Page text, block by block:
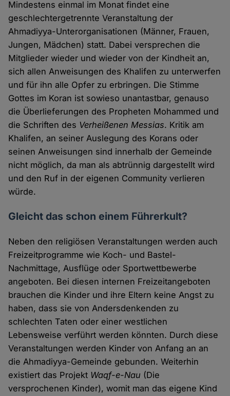
Mindestens einmal im Monat findet eine
geschlechtergetrennte Veranstaltung der
Ahmadiyya-Unterorganisationen (Männer, Frauen,
Jungen, Mädchen) statt. Dabei versprechen die
Mitglieder wieder und wieder von der Kindheit an,
sich allen Anweisungen des Khalifen zu unterwerfen
und für ihn alle Opfer zu erbringen. Die Stimme
Gottes im Koran ist sowieso unantastbar, genauso
die Überlieferungen des Propheten Mohammed und
die Schriften des Verheißenen Messias. Kritik am
Khalifen, an seiner Auslegung des Korans oder
seinen Anweisungen sind innerhalb der Gemeinde
nicht möglich, da man als abtrünnig dargestellt wird
und den Ruf in der eigenen Community verlieren
würde.
Gleicht das schon einem Führerkult?
Neben den religiösen Veranstaltungen werden auch
Freizeitprogramme wie Koch- und Bastel-
Nachmittage, Ausflüge oder Sportwettbewerbe
angeboten. Bei diesen internen Freizeitangeboten
brauchen die Kinder und ihre Eltern keine Angst zu
haben, dass sie von Andersdenkenden zu
schlechten Taten oder einer westlichen
Lebensweise verführt werden könnten. Durch diese
Veranstaltungen werden Kinder von Anfang an an
die Ahmadiyya-Gemeinde gebunden. Weiterhin
existiert das Projekt Waqf-e-Nau (Die
versprochenen Kinder), womit man das eigene Kind